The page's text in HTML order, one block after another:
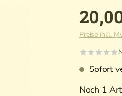
Preise inkl.
Sofort
Noch 1